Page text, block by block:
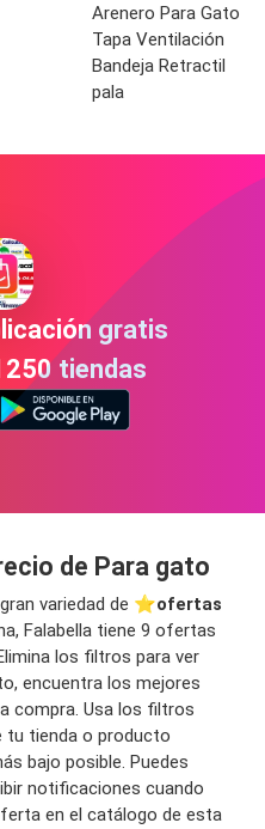
Arenero Para Gato
Tapa Ventilación
Bandeja Retractil
pala
gratis
tiendas
de Para gato
variedad de ⭐️ofertas
Falabella tiene 9 ofertas
los filtros para ver
encuentra los mejores
compra. Usa los filtros
tu tienda o producto
bajo posible. Puedes
notificaciones cuando
en el catálogo de esta